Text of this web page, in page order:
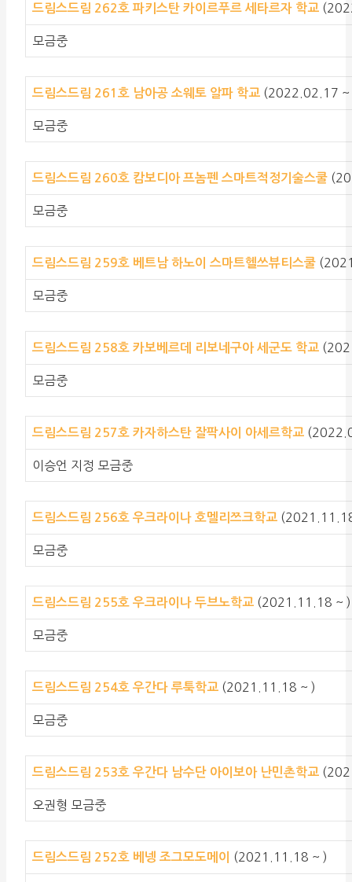
드림스드림 262호파키스탄 카이르푸르 세타르자 학교
모금중
드림스드림 261호 남아공 소웨토 알파 학교 (2022.02.17 ~
모금중
드림스드림 260호 캄보디아 프놈펜 스마트적정기술스쿨
모금중
드림스드림 259호 베트남 하노이 스마트헬쓰뷰티스쿨
모금중
드림스드림 258호 카보베르데 리보네구아 세군도 학교
모금중
드림스드림 257호 카자하스탄 잘팍사이 아세르학교
이승언 지정 모금중
드림스드림 256호 우크라이나 호멜리쯔크학교
모금중
드림스드림 255호 우크라이나 두브노학교 (2021.11.18 ~ )
모금중
드림스드림 254호 우간다 루툭학교 (2021.11.18 ~ )
모금중
드림스드림 253호 우간다 남수단 아이보아 난민촌학교
오권형 모금중
드림스드림 252호 베넹 조그모도메이 (2021.11.18 ~ )